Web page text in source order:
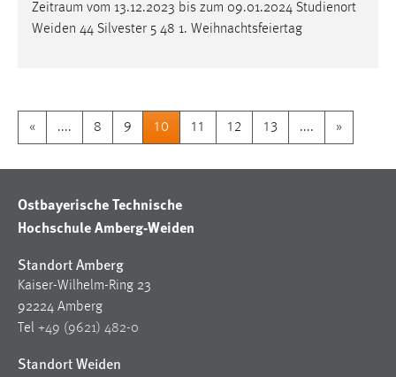
Zeitraum vom 13.12.2023 bis zum 09.01.2024 Studienort
Weiden 44 Silvester 5 48 1. Weihnachtsfeiertag
« .... 8 9 10 11 12 13 .... »
Ostbayerische Technische
Hochschule Amberg-Weiden
Standort Amberg
Kaiser-Wilhelm-Ring 23
92224 Amberg
Tel +49 (9621) 482-0
Standort Weiden